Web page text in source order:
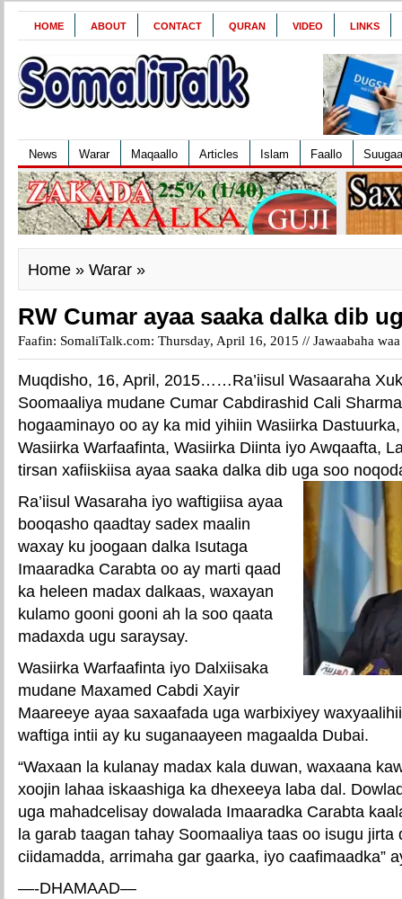
HOME ABOUT CONTACT QURAN VIDEO LINKS
News Warar Maqaallo Articles Islam Faallo
Home » Warar »
RW Cumar ayaa saaka dalka dib
Faafin: SomaliTalk.com: Thursday, April 16, 2015 // Jawaabaha
Muqdisho, 16, April, 2015……Ra’iisul Wasaaraha
Soomaaliya mudane Cumar Cabdirashid Cali
hogaaminayo oo ay ka mid yihiin Wasiirka
Wasiirka Warfaafinta, Wasiirka Diinta iyo Awqaafta,
tirsan xafiiskiisa ayaa saaka dalka dib uga soo
Ra’iisul Wasaraha iyo waftigiisa ayaa
booqasho qaadtay sadex maalin
waxay ku joogaan dalka Isutaga
Imaaradka Carabta oo ay marti qaad
ka heleen madax dalkaas, waxayan
kulamo gooni gooni ah la soo qaata
madaxda ugu saraysay.
Wasiirka Warfaafinta iyo Dalxiisaka
mudane Maxamed Cabdi Xayir
Maareeye ayaa saxaafada uga warbixiyey
waftiga intii ay ku suganaayeen magaalda Dubai.
“Waxaan la kulanay madax kala duwan, waxaana
xoojin lahaa iskaashiga ka dhexeeya laba dal.
uga mahadcelisay dowalada Imaaradka Carabta
la garab taagan tahay Soomaaliya taas oo isugu jirta
ciidamadda, arrimaha gar gaarka, iyo caafimaadka”
—-DHAMAAD—